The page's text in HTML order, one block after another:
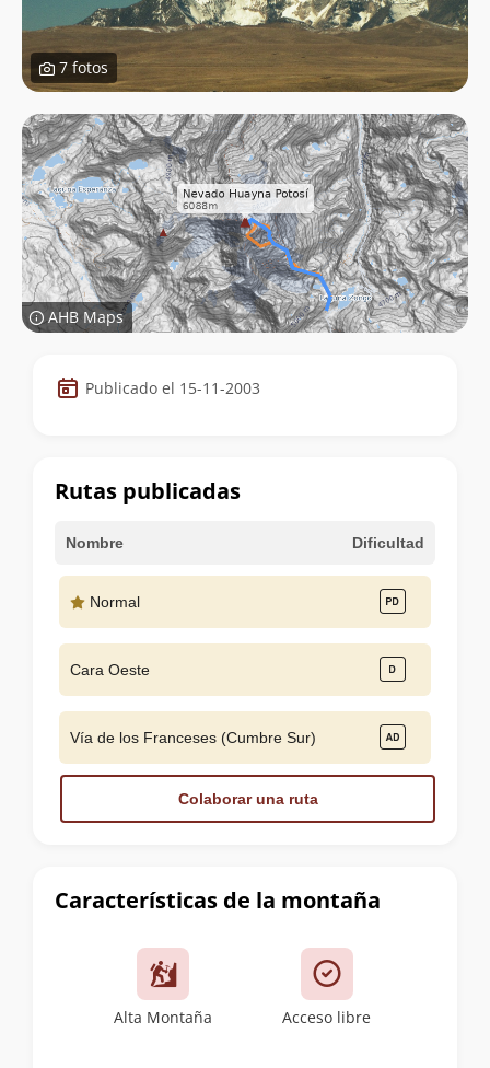
7 fotos
AHB Maps
Datos
de
cumbre
Publicado el 15-11-2003
Características de la montaña
Alta Montaña Acceso libre
Rutas publicadas
Nombre Dificultad
Normal
Cara Oeste
Vía de los Franceses (Cumbre Sur)
Colaborar una ruta